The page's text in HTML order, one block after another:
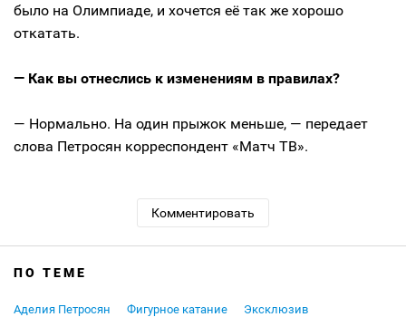
было на Олимпиаде, и хочется её так же хорошо
откатать.
— Как вы отнеслись к изменениям в правилах?
— Нормально. На один прыжок меньше, — передает
слова Петросян корреспондент «Матч ТВ».
Комментировать
ПО ТЕМЕ
Аделия Петросян Фигурное катание Эксклюзив